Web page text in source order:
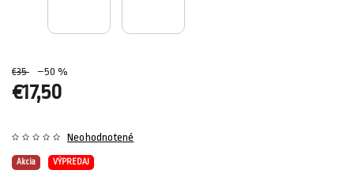
€35 –50 %
€17,50
Akcia VÝPREDAJ
Neohodnotené